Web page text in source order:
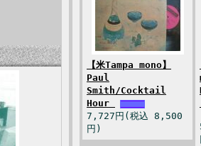
【米Tampa mono】
Paul
Smith/Cocktail
Hour
7,727円(税込 8,500
円)